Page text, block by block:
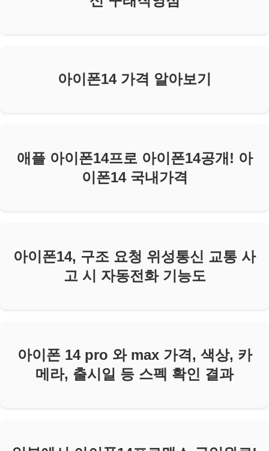
아이폰14 가격 알아보기
애플 아이폰14프로 아이폰14공개! 아
이폰14 국내가격
아이폰14, 구조 요청 위성통신 교통 사
고 시 자동전화 기능도
아이폰 14 pro 와 max 가격, 색상, 카
메라, 출시일 등 스펙 확인 결과